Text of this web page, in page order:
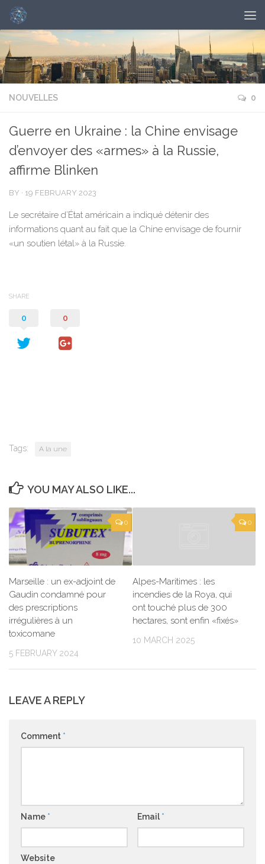
NOUVELLES 0
Guerre en Ukraine : la Chine envisage
d’envoyer des «armes» à la Russie,
affirme Blinken
BY · 19 FEBRUARY 2023
Le secrétaire d’État américain a indiqué détenir des
informations quant au fait que la Chine envisage de fournir
«un soutien létal» à la Russie.
SHARE
0 0
Tags: A la une
YOU MAY ALSO LIKE...
0
Marseille : un ex-adjoint de
Gaudin condamné pour
des prescriptions
irrégulières à un
toxicomane
5 FEBRUARY 2024
0
Alpes-Maritimes : les
incendies de la Roya, qui
ont touché plus de 300
hectares, sont enfin «fixés»
10 MARCH 2025
LEAVE A REPLY
Comment *
Name * Email *
Website